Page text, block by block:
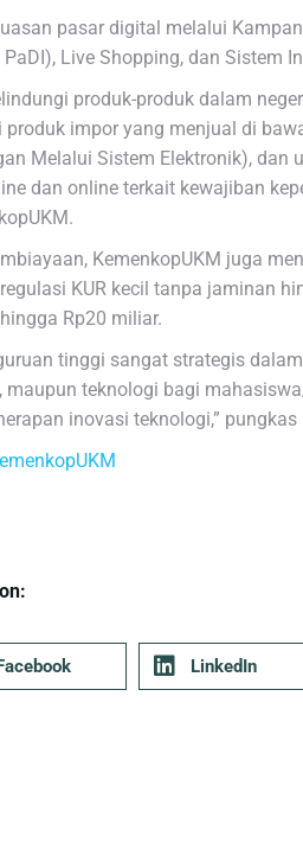
pasar digital melalui
PaDI), Live Shopping, dan Sistem
produk-produk dalam
produk impor yang menjual di
Melalui Sistem Elektronik),
dan online terkait kewajiban
KemenkopUKM juga
KUR kecil tanpa jaminan
Rp20 miliar.
tinggi sangat strategis
maupun teknologi bagi
inovasi teknologi,” pungkas
LinkedIn